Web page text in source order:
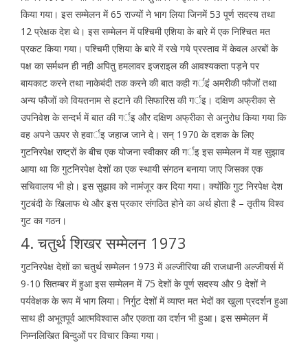
किया गया। इस सम्मेलन में 65 राज्यों ने भाग लिया जिनमें 53 पूर्ण सदस्य तथा
12 प्रेक्षक देश थे। इस सम्मेलन में पश्चिमी एशिया के बारे में एक निश्चित मत
प्रकट किया गया। पश्चिमी एशिया के बारे में रखे गये प्रस्ताव में केवल अरबों के
पक्ष का सर्मथन ही नही अपितु हमलावर इजराइल की आवश्यकता पड़ने पर
बायकाट करने तथा नाकेबंदी तक करने की बात कही गर्इं अमरीकी फौजों तथा
अन्य फौजों को वियतनाम से हटाने की सिफारिस की गर्इ। दक्षिण अफ्रीका से
उपनिवेश के सन्दर्भ में बात की गर्इ और दक्षिण अफ्रीका से अनुरोध किया गया कि
वह अपने ऊपर से हवार्इ जहाज जाने दे। सन् 1970 के दशक के लिए
गुटनिरपेक्ष राष्ट्रों के बीच एक योजना स्वीकार की गर्इ इस सम्मेलन में यह सुझाव
आया था कि गुटनिरपेक्ष देशों का एक स्थायी संगठन बनाया जाए जिसका एक
सचिवालय भी हो। इस सुझाव को नामंजूर कर दिया गया। क्योंकि गुट निरपेक्ष देश
गुटबंदी के खिलाफ थे और इस प्रकार संगठित होने का अर्थ होता है – तृतीय विश्व
गुट का गठन।
4. चतुर्थ शिखर सम्मेलन 1973
गुटनिरपेक्ष देशों का चतुर्थ सम्मेलन 1973 में अल्जीरिया की राजधानी अल्जीयर्स में
9-10 सितम्बर में हुआ इस सम्मेलन में 75 देशों के पूर्ण सदस्य और 9 देशों ने
पर्यवेक्षक के रूप में भाग लिया। निर्गुट देशों में व्याप्त मत भेदों का खुला प्रदर्शन हुआ
साथ ही अभूतपूर्व आत्मविश्वास और एकता का दर्शन भी हुआ। इस सम्मेलन में
निम्नलिखित बिन्दुओं पर विचार किया गया।